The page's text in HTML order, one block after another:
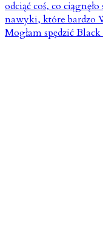
Mogłam spędzić